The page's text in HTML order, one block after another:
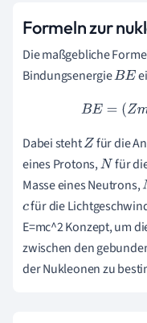
Formeln zur
Die maßgebliche
BindungsenergieBE
B E=(Z
Dabei stehtZ für die
eines Protons,N für
Masse eines Neutrons,
cfür die
E=mc^2 Konzept, um
zwischen den
der Nukleonen zu